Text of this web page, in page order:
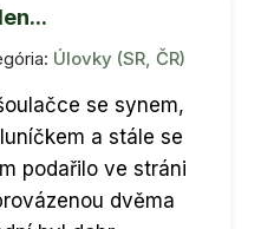
Úlovky (SR, ČR)
se synem,
a stále se
podařilo ve stráni
dvěma